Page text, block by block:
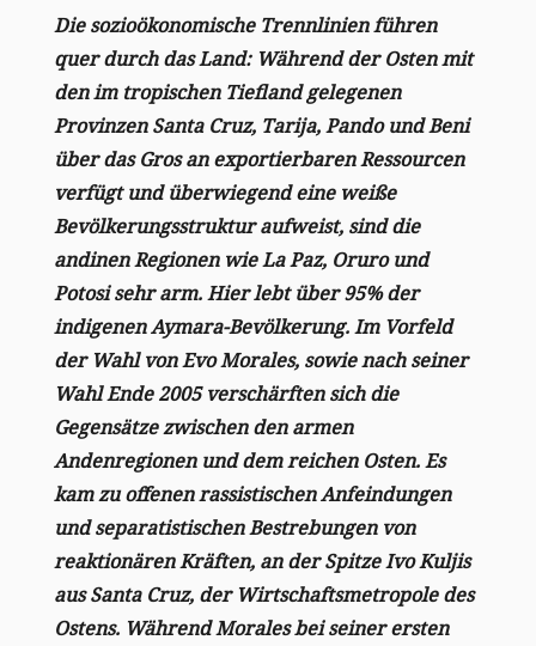
Die sozioökonomische Trennlinien führen
quer durch das Land: Während der Osten mit
den im tropischen Tiefland gelegenen
Provinzen Santa Cruz, Tarija, Pando und Beni
über das Gros an exportierbaren Ressourcen
verfügt und überwiegend eine weiße
Bevölkerungsstruktur aufweist, sind die
andinen Regionen wie La Paz, Oruro und
Potosi sehr arm. Hier lebt über 95% der
indigenen Aymara-Bevölkerung. Im Vorfeld
der Wahl von Evo Morales, sowie nach seiner
Wahl Ende 2005 verschärften sich die
Gegensätze zwischen den armen
Andenregionen und dem reichen Osten. Es
kam zu offenen rassistischen Anfeindungen
und separatistischen Bestrebungen von
reaktionären Kräften, an der Spitze Ivo Kuljis
aus Santa Cruz, der Wirtschaftsmetropole des
Ostens. Während Morales bei seiner ersten